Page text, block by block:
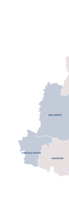
sieradzki
wieluński
wieruszowski